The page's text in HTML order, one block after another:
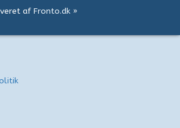
af Fronto.dk »